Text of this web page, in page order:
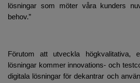
lösningar som möter våra kunders
behov.”
Förutom att utveckla högkvalitativa,
lösningar kommer innovations- och
digitala lösningar för dekantrar och